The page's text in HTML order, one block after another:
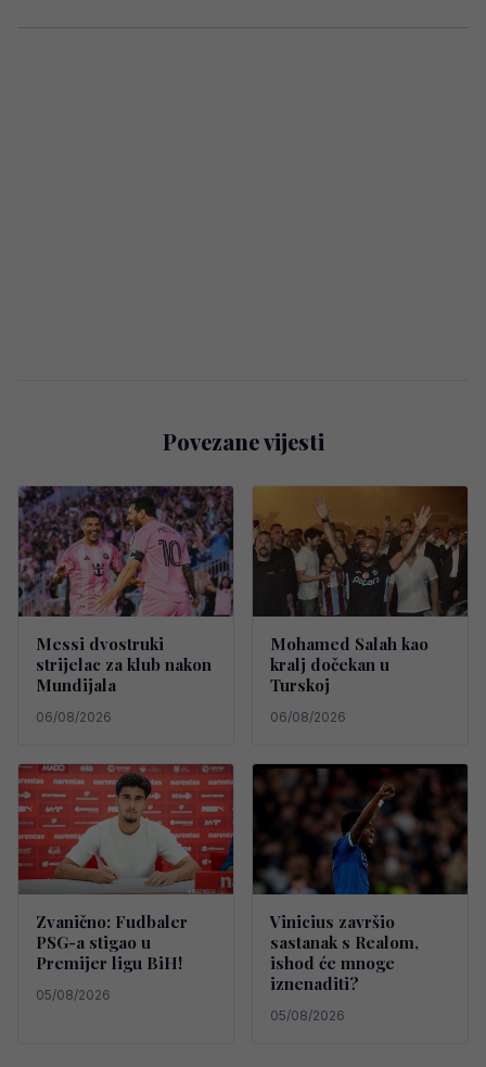
Povezane vijesti
Messi dvostruki
strijelac za klub nakon
Mundijala
06/08/2026
Mohamed Salah kao
kralj dočekan u
Turskoj
06/08/2026
Zvanično: Fudbaler
PSG-a stigao u
Premijer ligu BiH!
05/08/2026
Vinicius završio
sastanak s Realom,
ishod će mnoge
iznenaditi?
05/08/2026